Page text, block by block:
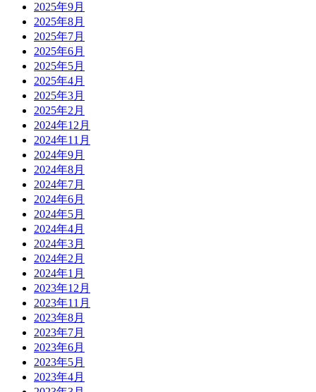
2025年9月
2025年8月
2025年7月
2025年6月
2025年5月
2025年4月
2025年3月
2025年2月
2024年12月
2024年11月
2024年9月
2024年8月
2024年7月
2024年6月
2024年5月
2024年4月
2024年3月
2024年2月
2024年1月
2023年12月
2023年11月
2023年8月
2023年7月
2023年6月
2023年5月
2023年4月